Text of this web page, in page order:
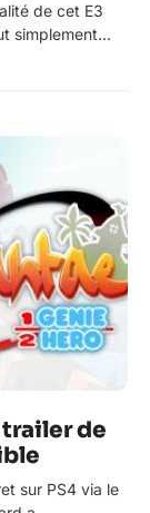
de cet E3
simplement…
trailer de
sur PS4 via le